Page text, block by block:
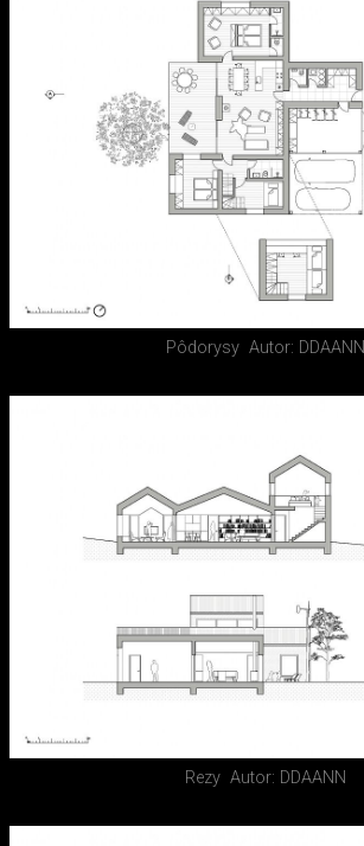
Pôdorysy Autor: DDAANN
Rezy Autor: DDAANN